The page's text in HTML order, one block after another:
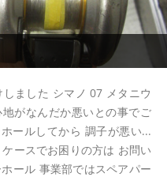
ました シマノ 07 メタニウ
がなんだか悪いとの事でご
ールしてから 調子が悪い...
ースでお困りの方は お問い
ール 事業部ではスペアパー